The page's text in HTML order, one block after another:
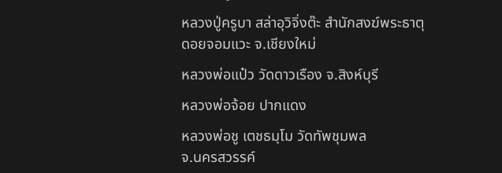
หลวงปู่ครูบา สล่าอุวิจิ่งต๊ะ สำนักสงฆ์พระธาตุ
ดอยจอมแวะ จ.เชียงใหม่
หลวงพ่อแป๋ว วัดดาวเรือง จ.สิงห์บุรี
หลวงพ่อจ้อย ปากแดง
หลวงพ่อชู เตชธมฺโม วัดทัพชุมพล
จ.นครสวรรค์